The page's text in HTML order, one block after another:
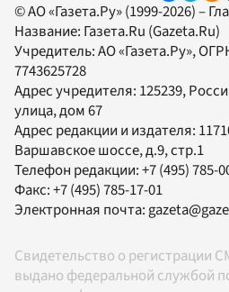
© АО «Газета.Ру» (1999-2026) –
Название: Газета.Ru (Gazeta.Ru)
Учредитель:АО «Газета.Ру»,
7743625728
Адрес учредителя: 125239,
улица, дом 67
Адрес редакции и издателя:
Варшавское шоссе, д.9, стр.1
Телефон редакции:+7 (495) 785-
Факс:+7 (495) 785-17-01
Электронная почта:
Свидетельство о регистрации
выдано федеральной службой